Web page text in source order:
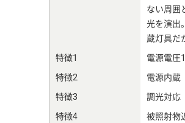
ない周囲
光を演出
蔵灯具だ
特徴1
電源電圧
特徴2
電源内蔵
特徴3
調光対応
特徴4
被照射物